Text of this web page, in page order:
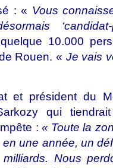
: « Vous
‘candidat-
10.000
Rouen. « Je vais
et président du
qui
: « Toute la
une année, un
Nous